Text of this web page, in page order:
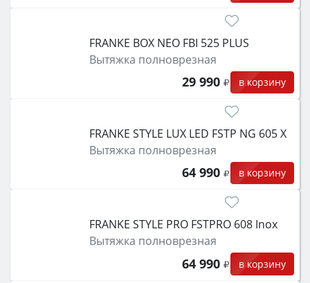
FRANKE BOX NEO FBI 525 PLUS
Вытяжка полноврезная
29 990 в корзину
FRANKE STYLE LUX LED FSTP NG 605 X
Вытяжка полноврезная
64 990 в корзину
FRANKE STYLE PRO FSTPRO 608 Inox
Вытяжка полноврезная
64 990 в корзину